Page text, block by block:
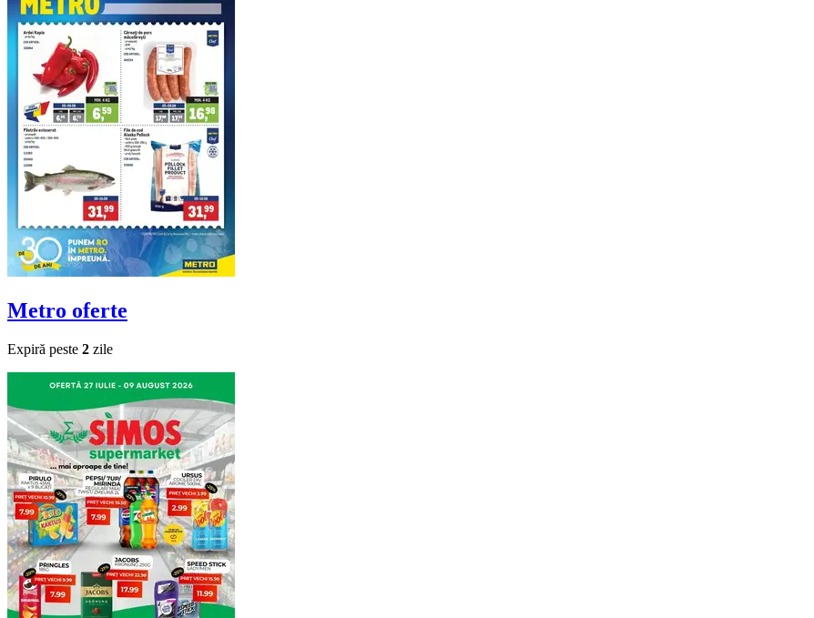
Metro oferte
Expiră peste 2 zile